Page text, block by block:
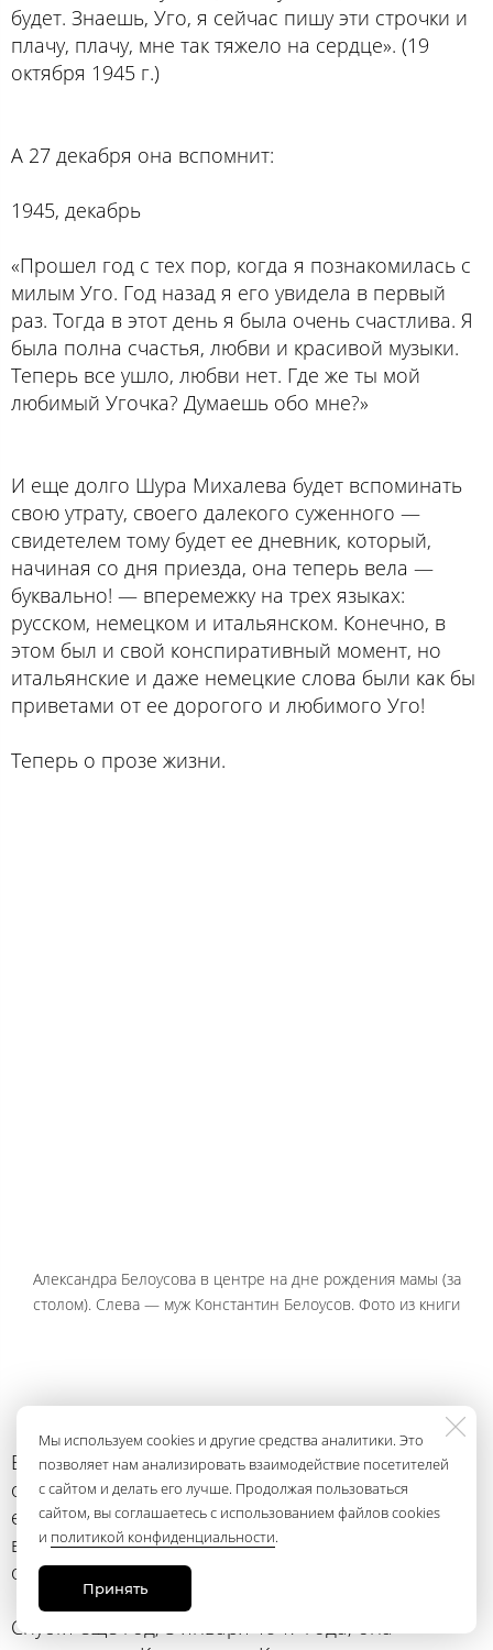
будет. Знаешь, Уго, я сейчас пишу эти строчки и
плачу, плачу, мне так тяжело на сердце». (19
октября 1945 г.)
А 27 декабря она вспомнит:
1945, декабрь
«Прошел год с тех пор, когда я познакомилась с
милым Уго. Год назад я его увидела в первый
раз. Тогда в этот день я была очень счастлива. Я
была полна счастья, любви и красивой музыки.
Теперь все ушло, любви нет. Где же ты мой
любимый Угочка? Думаешь обо мне?»
И еще долго Шура Михалева будет вспоминать
свою утрату, своего далекого суженного —
свидетелем тому будет ее дневник, который,
начиная со дня приезда, она теперь вела —
буквально! — вперемежку на трех языках:
русском, немецком и итальянском. Конечно, в
этом был и свой конспиративный момент, но
итальянские и даже немецкие слова были как бы
приветами от ее дорогого и любимого Уго!
Теперь о прозе жизни.
Александра Белоусова в центре на дне рождения мамы (за
столом). Слева — муж Константин Белоусов. Фото из книги
В январе 1946 года Шура благодаря хлопотам
отца вышла на работу в «Курскую правду», куда
ее взяли корректором. Время от времени ее
вызывали в НКВД и мучили разными допросами
о немецкой жизни.
Спустя еще год, 5 января 1947 года, она
Мы используем cookies и другие средства аналитики. Это
позволяет нам анализировать взаимодействие посетителей
с сайтом и делать его лучше. Продолжая пользоваться
сайтом, вы соглашаетесь с использованием файлов cookies
и политикой конфиденциальности.
Принять